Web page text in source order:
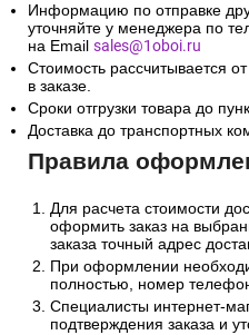
Информацию по отправке
уточняйте у менеджера по
на Email sales@1oboi.ru
Стоимость рассчитывается
в заказе.
Сроки отгрузки товара до
Доставка до транспортных
Правила
Для расчета стоимости
оформить заказ на
заказа точный адрес
При оформлении
полностью, номер
Специалисты интернет-
подтверждения заказа и